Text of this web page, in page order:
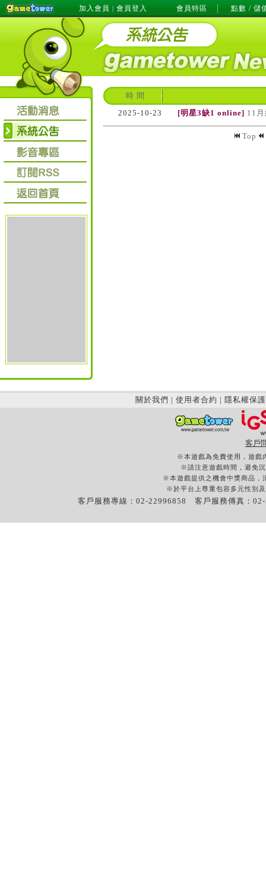
加入會員 | 會員登入 會員特區 點數 / 儲
時 間
2025-10-23
[明星3缺1 online] 11
Top
關於我們 | 使用者合約 | 隱私權保護
客戶
※本遊戲為免費使用，遊戲
※請注意遊戲時間，避免
※本遊戲提供之機會中獎商品，
※於平台上尊重包容多元性別
客戶服務專線：02-22996858 客戶服務傳真：